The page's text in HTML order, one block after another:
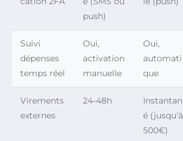
push)
Suivi
dépenses
temps réel
Oui,
activation
manuelle
Oui,
automati
que
Virements
externes
24-48h
Instantan
é (jusqu'à
500€)